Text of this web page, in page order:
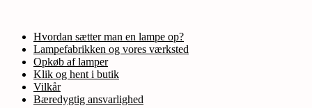
Hvordan sætter man en lampe op?
Lampefabrikken og vores værksted
Opkøb af lamper
Klik og hent i butik
Vilkår
Bæredygtig ansvarlighed